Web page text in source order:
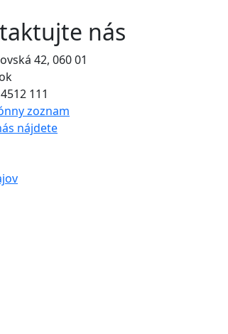
nás
42, 060 01
111
zoznam
nájdete